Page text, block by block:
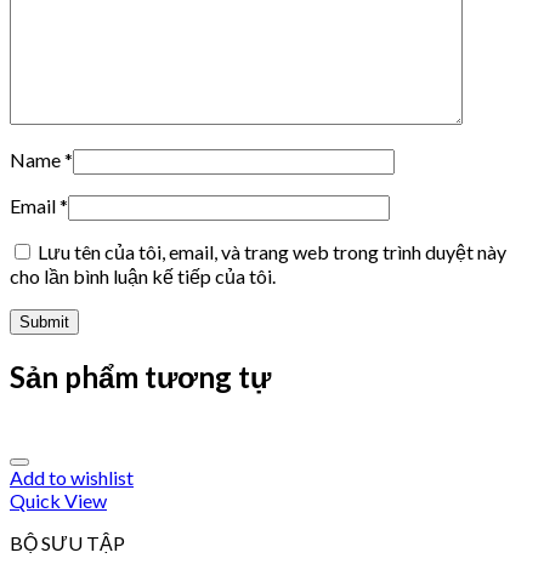
Name*
Email*
Lưu tên của tôi, email, và trang web trong trình duyệt này
cho lần bình luận kế tiếp của tôi.
Sản phẩm tương tự
Add to wishlist
Quick View
BỘ SƯU TẬP